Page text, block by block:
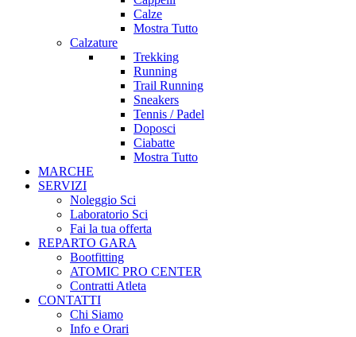
Calze
Mostra Tutto
Calzature
Trekking
Running
Trail Running
Sneakers
Tennis / Padel
Doposci
Ciabatte
Mostra Tutto
MARCHE
SERVIZI
Noleggio Sci
Laboratorio Sci
Fai la tua offerta
REPARTO GARA
Bootfitting
ATOMIC PRO CENTER
Contratti Atleta
CONTATTI
Chi Siamo
Info e Orari